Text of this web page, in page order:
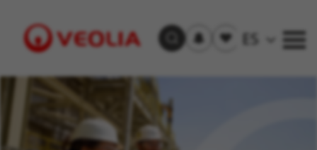
Visit
Buscar empleos
las
Empleos
guardados
ES